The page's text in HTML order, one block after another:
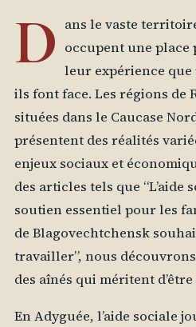
D ans le vaste
occupent une
leur expérience
ils font face. Les régions de
situées dans le Caucase
présentent des réalités
enjeux sociaux et
des articles tels que “L’aide
soutien essentiel pour les
de Blagovechtchensk
travailler”, nous
des aînés qui méritent
En Adyguée, l’aide sociale